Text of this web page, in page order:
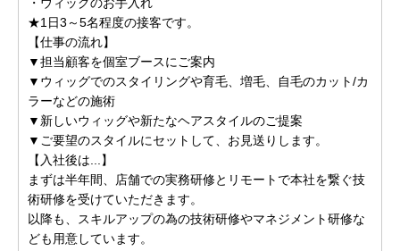
★1日3～5名程度の接客です。
【仕事の流れ】
▼担当顧客を個室ブースにご案内
▼ウィッグでのスタイリングや育毛、増毛、自毛のカット/カ
ラーなどの施術
▼新しいウィッグや新たなヘアスタイルのご提案
▼ご要望のスタイルにセットして、お見送りします。
【入社後は...】
まずは半年間、店舗での実務研修とリモートで本社を繋ぐ技
術研修を受けていただきます。
以降も、スキルアップの為の技術研修やマネジメント研修な
ども用意しています。